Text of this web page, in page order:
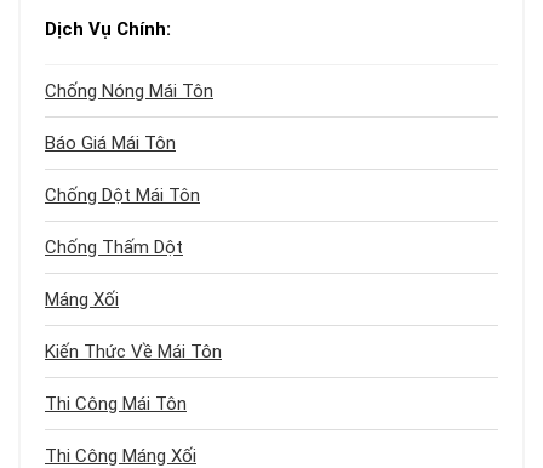
Dịch Vụ Chính:
Chống Nóng Mái Tôn
Báo Giá Mái Tôn
Chống Dột Mái Tôn
Chống Thấm Dột
Máng Xối
Kiến Thức Về Mái Tôn
Thi Công Mái Tôn
Thi Công Máng Xối